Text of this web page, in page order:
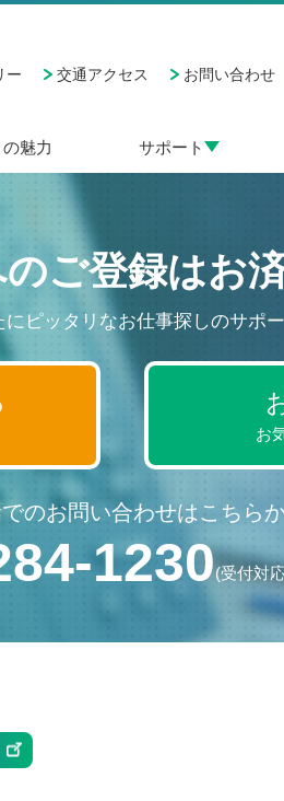
ー 交通アクセス お問い合わせ
魅力 サポート
ご登録はお
ピッタリなお仕事探しのサポー
お
のお問い合わせはこちら
1230(受付対